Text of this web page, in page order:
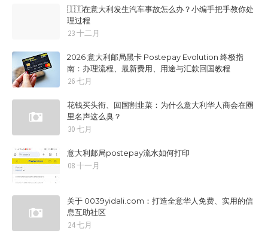
🇮🇹在意大利发生汽车事故怎么办？小编手把手教你处
理过程
23 十二月
2026 意大利邮局黑卡 Postepay Evolution 终极指
南：办理流程、最新费用、用途与汇款回国教程
26 七月
花钱买头衔、回国割韭菜：为什么意大利华人商会在圈
里名声这么臭？
30 七月
意大利邮局postepay流水如何打印
08 十一月
关于 0039yidali.com：打造全意华人免费、实用的信
息互助社区
24 七月